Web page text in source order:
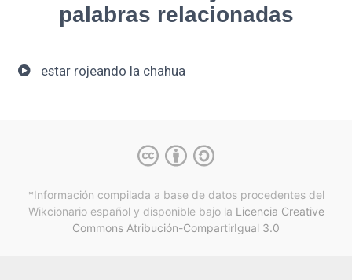
palabras relacionadas
estar rojeando la chahua
*Información compilada a base de datos procedentes del
Wikcionario español y disponible bajo la Licencia Creative
Commons Atribución-CompartirIgual 3.0